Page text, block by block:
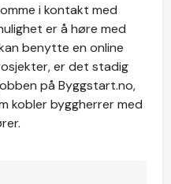
i kontakt med
er å høre med
benytte en online
er det stadig
på Byggstart.no,
kobler byggherrer med